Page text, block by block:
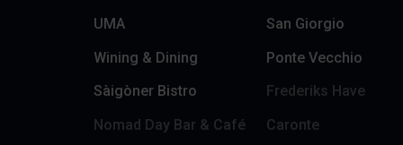
UMA
San Giorgio
Wining & Dining
Ponte Vecchio
Sàigòner Bistro
Frederiks Have
Nomad Day Bar & Café
Caronte